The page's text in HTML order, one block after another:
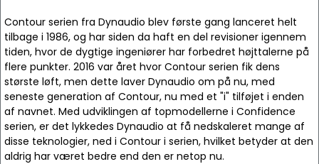
Contour serien fra Dynaudio blev første gang lanceret helt
tilbage i 1986, og har siden da haft en del revisioner igennem
tiden, hvor de dygtige ingeniører har forbedret højttalerne på
flere punkter. 2016 var året hvor Contour serien fik dens
største løft, men dette laver Dynaudio om på nu, med
seneste generation af Contour, nu med et "i" tilføjet i enden
af navnet. Med udviklingen af topmodellerne i Confidence
serien, er det lykkedes Dynaudio at få nedskaleret mange af
disse teknologier, ned i Contour i serien, hvilket betyder at den
aldrig har været bedre end den er netop nu.